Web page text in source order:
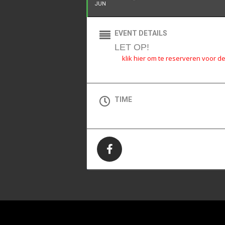
JUN
EVENT DETAILS
LET OP!
klik hier om te reserveren voor
TIME